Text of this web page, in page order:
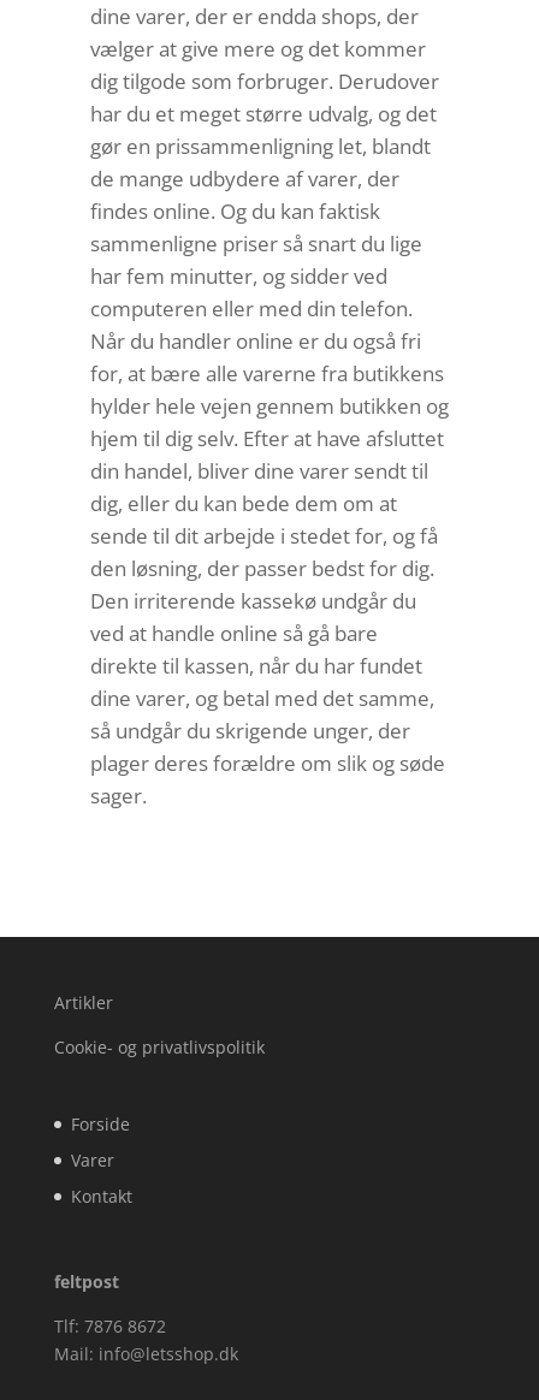
dine varer, der er endda shops, der
vælger at give mere og det kommer
dig tilgode som forbruger. Derudover
har du et meget større udvalg, og det
gør en prissammenligning let, blandt
de mange udbydere af varer, der
findes online. Og du kan faktisk
sammenligne priser så snart du lige
har fem minutter, og sidder ved
computeren eller med din telefon.
Når du handler online er du også fri
for, at bære alle varerne fra butikkens
hylder hele vejen gennem butikken og
hjem til dig selv. Efter at have afsluttet
din handel, bliver dine varer sendt til
dig, eller du kan bede dem om at
sende til dit arbejde i stedet for, og få
den løsning, der passer bedst for dig.
Den irriterende kassekø undgår du
ved at handle online så gå bare
direkte til kassen, når du har fundet
dine varer, og betal med det samme,
så undgår du skrigende unger, der
plager deres forældre om slik og søde
sager.
Artikler
Cookie- og privatlivspolitik
Forside
Varer
Kontakt
feltpost
Tlf: 7876 8672
Mail: info@letsshop.dk